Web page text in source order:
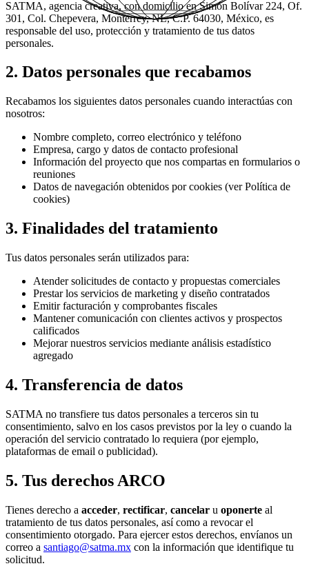
SATMA, agencia creativa, con domicilio en Simón Bolívar 224, Of.
301, Col. Chepevera, Monterrey, NL, C.P. 64030, México, es
responsable del uso, protección y tratamiento de tus datos
personales.
2. Datos personales que recabamos
Recabamos los siguientes datos personales cuando interactúas con
nosotros:
Nombre completo, correo electrónico y teléfono
Empresa, cargo y datos de contacto profesional
Información del proyecto que nos compartas en formularios o
reuniones
Datos de navegación obtenidos por cookies (ver Política de
cookies)
3. Finalidades del tratamiento
Tus datos personales serán utilizados para:
Atender solicitudes de contacto y propuestas comerciales
Prestar los servicios de marketing y diseño contratados
Emitir facturación y comprobantes fiscales
Mantener comunicación con clientes activos y prospectos
calificados
Mejorar nuestros servicios mediante análisis estadístico
agregado
4. Transferencia de datos
SATMA no transfiere tus datos personales a terceros sin tu
consentimiento, salvo en los casos previstos por la ley o cuando la
operación del servicio contratado lo requiera (por ejemplo,
plataformas de email o publicidad).
5. Tus derechos ARCO
Tienes derecho a acceder, rectificar, cancelar u oponerte al
tratamiento de tus datos personales, así como a revocar el
consentimiento otorgado. Para ejercer estos derechos, envíanos un
correo a santiago@satma.mx con la información que identifique tu
solicitud.